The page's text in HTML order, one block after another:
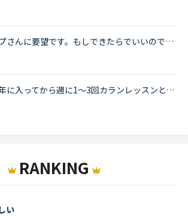
ネイティブキャンプさんに要望です。もしできたらでいいのですが、「この講師は予約が入ってるため○：○○までのレッスンになります」の講師には、ホームページから見て分かるように、違う色のマルを加えて頂くと（...
会話が苦手で、今年に入ってから週に1〜3回カランレッスンと、週1の5minを受講しています。カランは1から始めレベル3、5minは日本人の先生で、私の言いたいことをくみ取ってくれながら、なんとか進めているという...
RANKING
い